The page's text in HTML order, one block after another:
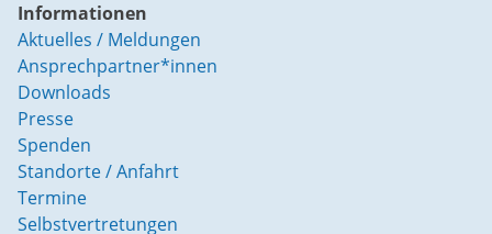
Informationen
Aktuelles / Meldungen
Ansprechpartner*innen
Downloads
Presse
Spenden
Standorte / Anfahrt
Termine
Selbstvertretungen